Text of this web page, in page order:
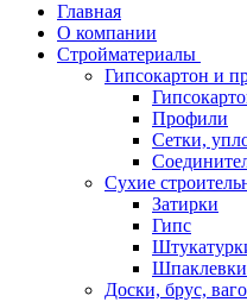
Главная
О компании
Стройматериалы
Гипсокартон и
Профили
Сетки,
Сухие
Затирки
Гипс
Шпаклевки
Доски, брус,